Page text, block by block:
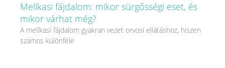
Mellkasi fájdalom: mikor sürgősségi eset, és
mikor várhat még?
A mellkasi fájdalom gyakran vezet orvosi ellátáshoz, hiszen
számos különféle